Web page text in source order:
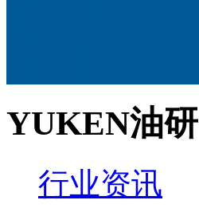
YUKEN油研
行业资讯